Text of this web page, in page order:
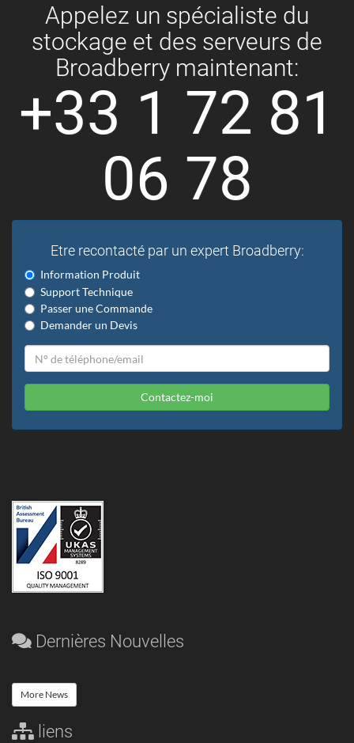
Appelez un spécialiste du
stockage et des serveurs de
Broadberry maintenant:
+33 1 72 81
06 78
Etre recontacté par un expert Broadberry:
Information Produit
Support Technique
Passer une Commande
Demander un Devis
Contactez-moi
Dernières Nouvelles
More News
liens